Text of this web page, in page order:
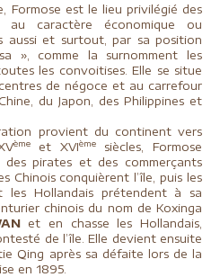
Formose est le lieu privilégié des
au caractère économique ou
aussi et surtout, par sa position
», comme la surnomment les
les convoitises. Elle se situe
de négoce et au carrefour
du Japon, des Philippines et
provient du continent vers
èmeet XVIèmesiècles, Formose
pirates et des commerçants
Chinois conquièrent l’île, puis les
les Hollandais prétendent à sa
chinois du nom de Koxinga
et en chasse les Hollandais,
de l’île. Elle devient ensuite
Qing après sa défaite lors de la
en 1895.